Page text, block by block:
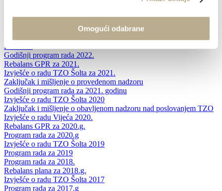
Omogući odabrane
Izvršenje programa rada i financijskog plana 2022.
Zakljucak i misljenje o provedenom nadzoru
Rebalans
Godišnji program rada 2022.
Rebalans GPR za 2021.
Izvješće o radu TZO Šolta za 2021.
Zaključak i mišljenje o provedenom nadzoru
Godišnji program rada za 2021. godinu
Izvješće o radu TZO Šolta 2020
Zaključak i mišljenje o obavljenom nadzoru nad poslovanjem TZO
Izvješće o radu Vijeća 2020.
Rebalans GPR za 2020.g.
Program rada za 2020.g
Izvješće o radu TZO Šolta 2019
Program rada za 2019
Program rada za 2018.
Rebalans plana za 2018.g.
Izvješće o radu TZO Šolta 2017
Program rada za 2017.g